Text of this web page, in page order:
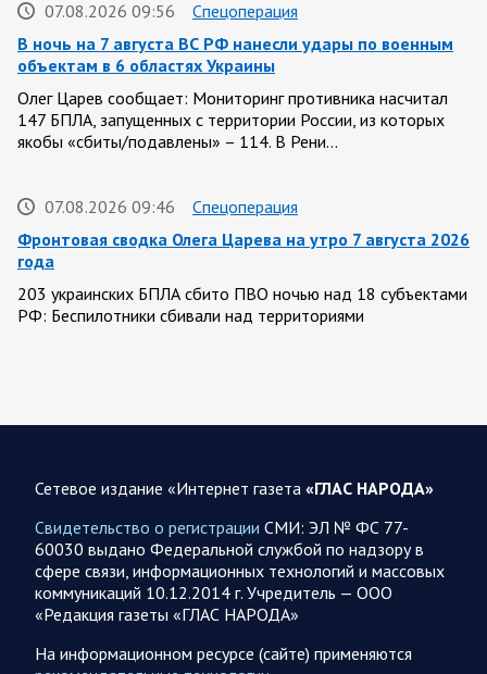
07.08.2026 09:56
Спецоперация
В ночь на 7 августа ВС РФ нанесли удары по военным
объектам в 6 областях Украины
Олег Царев сообщает: Мониторинг противника насчитал
147 БПЛА, запущенных с территории России, из которых
якобы «сбиты/подавлены» – 114. В Рени…
07.08.2026 09:46
Спецоперация
Фронтовая сводка Олега Царева на утро 7 августа 2026
года
203 украинских БПЛА сбито ПВО ночью над 18 субъектами
РФ: Беспилотники сбивали над территориями
07.08.2026 07:48
Спецоперация
За прошедшие сутки Минобороны России сообщило о
Ночью сообщалось о работе ПВО в…
07.08.2026 07:44
Белгородская область
Украинские террористы продолжают убивать мирное
население приграничных районов. Данные на 7 августа
Сетевое издание «Интернет газета «ГЛАС НАРОДА»
Свидетельство о регистрации СМИ: ЭЛ № ФС 77-
60030 выдано Федеральной службой по надзору в
сфере связи, информационных технологий и массовых
коммуникаций 10.12.2014 г. Учредитель — ООО
«Редакция газеты «ГЛАС НАРОДА»
На информационном ресурсе (сайте) применяются